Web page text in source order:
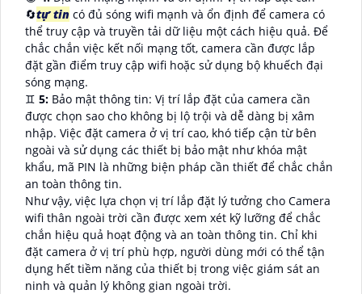
🔄tự tin có đủ sóng wifi mạnh và ổn định để camera có
thể truy cập và truyền tải dữ liệu một cách hiệu quả. Để
chắc chắn việc kết nối mạng tốt, camera cần được lắp
đặt gần điểm truy cập wifi hoặc sử dụng bộ khuếch đại
sóng mạng.
♊ 5: Bảo mật thông tin: Vị trí lắp đặt của camera cần
được chọn sao cho không bị lộ trội và dễ dàng bị xâm
nhập. Việc đặt camera ở vị trí cao, khó tiếp cận từ bên
ngoài và sử dụng các thiết bị bảo mật như khóa mật
khẩu, mã PIN là những biện pháp cần thiết để chắc chắn
an toàn thông tin.
Như vậy, việc lựa chọn vị trí lắp đặt lý tưởng cho Camera
wifi thân ngoài trời cần được xem xét kỹ lưỡng để chắc
chắn hiệu quả hoạt động và an toàn thông tin. Chỉ khi
đặt camera ở vị trí phù hợp, người dùng mới có thể tận
dụng hết tiềm năng của thiết bị trong việc giám sát an
ninh và quản lý không gian ngoài trời.